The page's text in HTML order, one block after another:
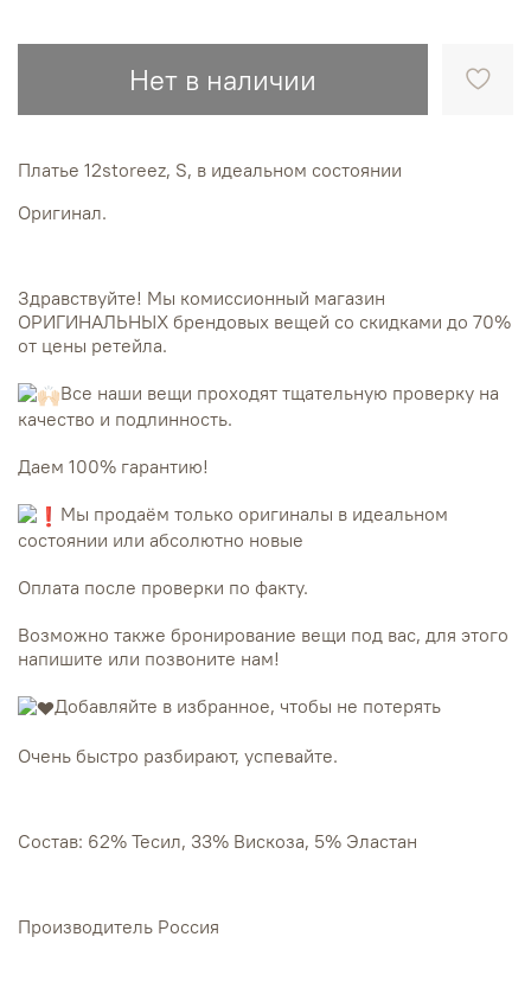
Нет в наличии
Платье 12storeez, S, в идеальном состоянии
Оригинал.
Здравствуйте! Мы комиссионный магазин
ОРИГИНАЛЬНЫХ брендовых вещей со скидками до 70%
от цены ретейла.
Все наши вещи проходят тщательную проверку на
качество и подлинность.
Даем 100% гарантию!
Мы продаём только оригиналы в идеальном
состоянии или абсолютно новые
Оплата после проверки по факту.
Возможно также бронирование вещи под вас, для этого
напишите или позвоните нам!
Добавляйте в избранное, чтобы не потерять
Очень быстро разбирают, успевайте.
Состав: 62% Тесил, 33% Вискоза, 5% Эластан
Производитель Россия